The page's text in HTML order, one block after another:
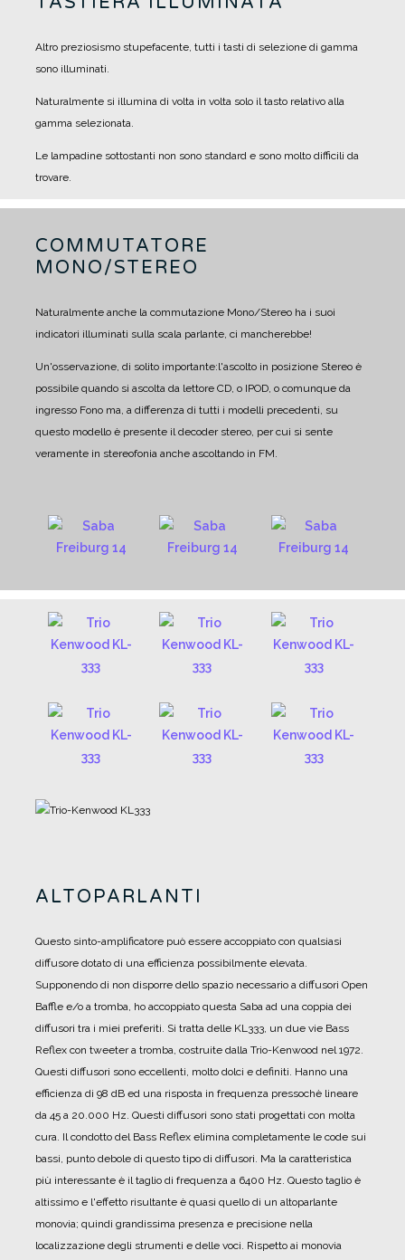
Altro preziosismo stupefacente, tutti i tasti di selezione di gamma
sono illuminati.
Naturalmente si illumina di volta in volta solo il tasto relativo alla
gamma selezionata.
Le lampadine sottostanti non sono standard e sono molto difficili da
trovare.
COMMUTATORE
MONO/STEREO
Naturalmente anche la commutazione Mono/Stereo ha i suoi
indicatori illuminati sulla scala parlante, ci mancherebbe!
Un'osservazione, di solito importante:l'ascolto in posizione Stereo è
possibile quando si ascolta da lettore CD, o IPOD, o comunque da
ingresso Fono ma, a differenza di tutti i modelli precedenti, su
questo modello è presente il decoder stereo, per cui si sente
veramente in stereofonia anche ascoltando in FM.
ALTOPARLANTI
Questo sinto-amplificatore può essere accoppiato con qualsiasi
diffusore dotato di una efficienza possibilmente elevata.
Supponendo di non disporre dello spazio necessario a diffusori Open
Baffle e/o a tromba, ho accoppiato questa Saba ad una coppia dei
diffusori tra i miei preferiti. Si tratta delle KL333, un due vie Bass
Reflex con tweeter a tromba, costruite dalla Trio-Kenwood nel 1972.
Questi diffusori sono eccellenti, molto dolci e definiti. Hanno una
efficienza di 98 dB ed una risposta in frequenza pressochè lineare
da 45 a 20.000 Hz. Questi diffusori sono stati progettati con molta
cura. Il condotto del Bass Reflex elimina completamente le code sui
bassi, punto debole di questo tipo di diffusori. Ma la caratteristica
più interessante è il taglio di frequenza a 6400 Hz. Questo taglio è
altissimo e l'effetto risultante è quasi quello di un altoparlante
monovia; quindi grandissima presenza e precisione nella
localizzazione degli strumenti e delle voci. Rispetto ai monovia